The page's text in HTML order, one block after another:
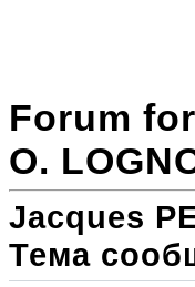
Forum
O.
Jacques
Тема